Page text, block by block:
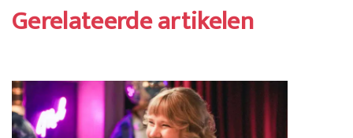
Gerelateerde artikelen